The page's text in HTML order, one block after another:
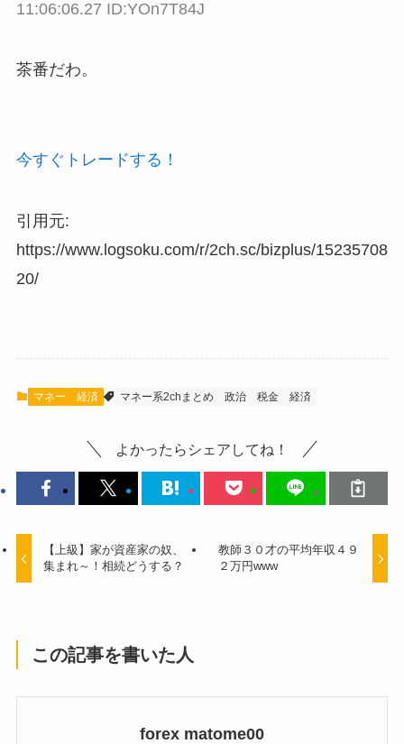
11:06:06.27 ID:YOn7T84J
茶番だわ。
今すぐトレードする！
引用元:
https://www.logsoku.com/r/2ch.sc/bizplus/15235708
20/
マネー 経済 マネー系2chまとめ 政治 税金 経済
よかったらシェアしてね！
【上級】家が資産家の奴、
集まれ～！相続どうする？
教師３０才の平均年収４９
２万円www
この記事を書いた人
forex matome00